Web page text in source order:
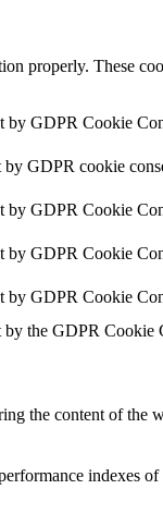
properly. These
by GDPR Cookie
by GDPR cookie
by GDPR Cookie
by GDPR Cookie
by GDPR Cookie
the GDPR Cookie
the content of the
indexes